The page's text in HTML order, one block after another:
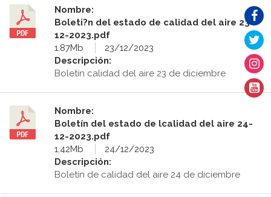
Nombre:
Boleti?n del estado de calidad del aire 23-
12-2023.pdf
1.87Mb
23/12/2023
Descripción:
Boletín calidad del aire 23 de diciembre
Nombre:
Boletín del estado de lcalidad del aire 24-
12-2023.pdf
1.42Mb
24/12/2023
Descripción:
Boletín de calidad del aire 24 de diciembre